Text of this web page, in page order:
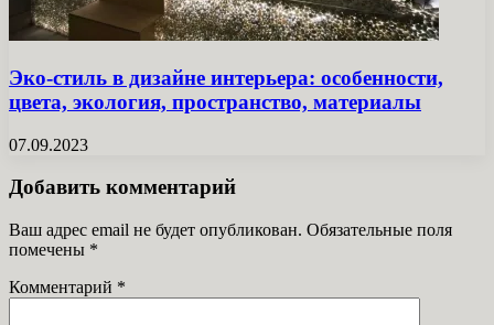
Эко-стиль в дизайне интерьера: особенности,
цвета, экология, пространство, материалы
07.09.2023
Добавить комментарий
Ваш адрес email не будет опубликован. Обязательные поля
помечены *
Комментарий *